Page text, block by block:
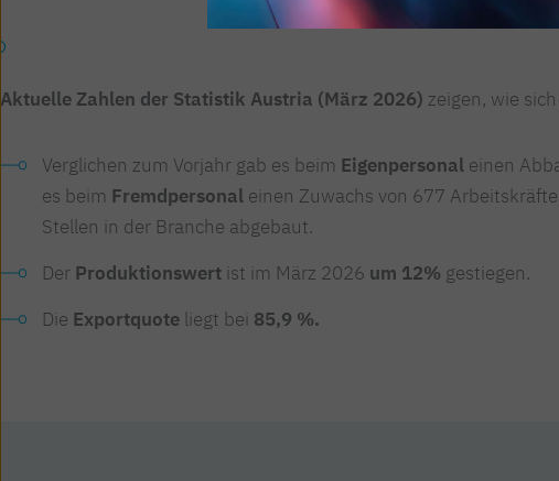
Aktuelle Zahlen der Statistik Austria (März 2026) zeigen, wie
Verglichen zum Vorjahr gab es beim Eigenpersonaleinen
es beim Fremdpersonaleinen Zuwachs von 677
Stellen in der Branche abgebaut.
Der Produktionswertist im März 2026 um 12% gestiegen.
Die Exportquoteliegt bei 85,9 %.